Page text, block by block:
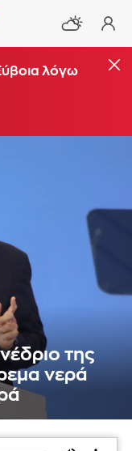
λόγω
της
νερά